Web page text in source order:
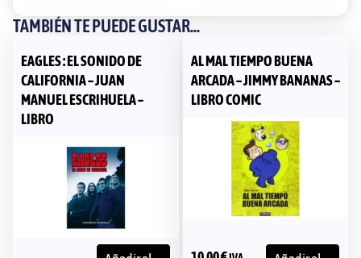
TAMBIÉN TE PUEDE GUSTAR...
EAGLES : EL SONIDO DE
CALIFORNIA – JUAN
MANUEL ESCRIHUELA –
LIBRO
AL MAL TIEMPO BUENA
ARCADA – JIMMY BANANAS –
LIBRO COMIC